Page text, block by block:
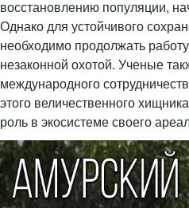
восстановлению популяции,
Однако для устойчивого
необходимо продолжать
незаконной охотой. Ученые
международного
этого величественного
роль в экосистеме своего